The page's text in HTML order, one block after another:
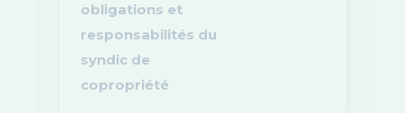
obligations et
responsabilités du
syndic de
copropriété